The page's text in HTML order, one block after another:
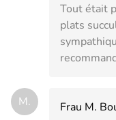
Tout était
plats
M.
Frau M.